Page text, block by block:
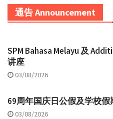
通告 Announcement
SPM Bahasa Melayu 及
讲座
03/08/2026
69周年国庆日公假及学校假
03/08/2026